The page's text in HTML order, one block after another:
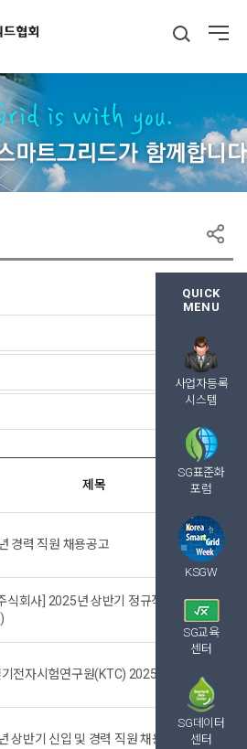
QUICK
MENU
사업자등록
시스템
SG표준화
포럼
KSGW
SG교육
센터
SG데이터
센터
제목
경력 직원 채용공고
식회사] 2025년 상반기 정규직 직원 모집
전자시험연구원(KTC) 2025년 신입 직원 채용
상반기 신입 및 경력 직원 채용공고